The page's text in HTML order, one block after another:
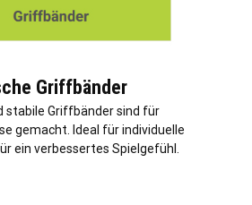
Griffbänder
stabile Griffbänder sind für
gemacht. Ideal für individuelle
ein verbessertes Spielgefühl.